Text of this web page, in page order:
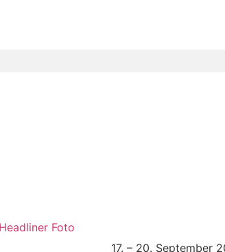
17. – 20. September